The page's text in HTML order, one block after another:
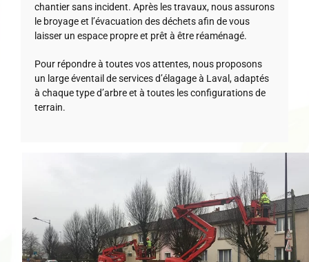
chantier sans incident. Après les travaux, nous assurons
le broyage et l’évacuation des déchets afin de vous
laisser un espace propre et prêt à être réaménagé.
Pour répondre à toutes vos attentes, nous proposons
un large éventail de services d’élagage à Laval, adaptés
à chaque type d’arbre et à toutes les configurations de
terrain.